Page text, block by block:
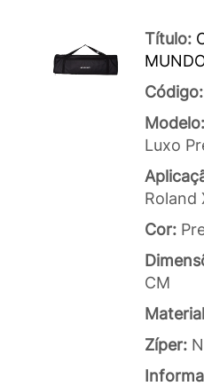
Título:
Código:
Modelo:
Luxo
Roland
Cor:
CM
Zíper: